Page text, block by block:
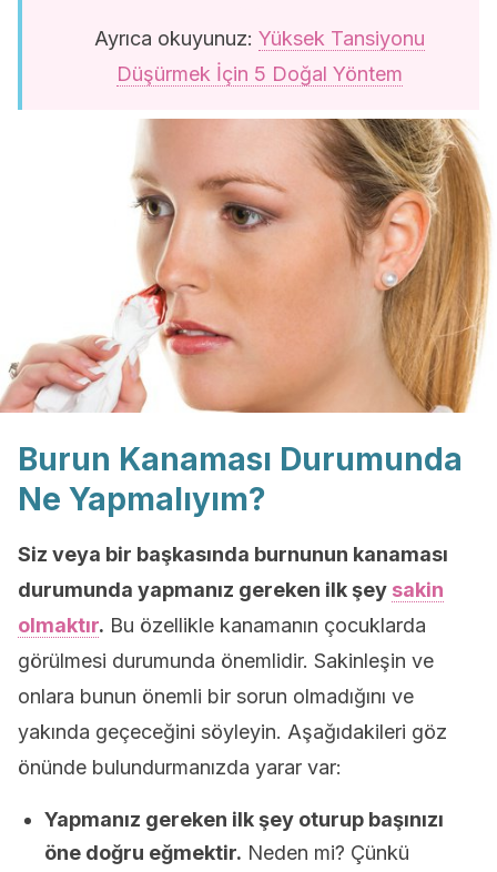
Ayrıca okuyunuz: Yüksek Tansiyonu
Düşürmek İçin 5 Doğal Yöntem
Burun Kanaması Durumunda
Ne Yapmalıyım?
Siz veya bir başkasında burnunun kanaması
durumunda yapmanız gereken ilk şey sakin
olmaktır. Bu özellikle kanamanın çocuklarda
görülmesi durumunda önemlidir. Sakinleşin ve
onlara bunun önemli bir sorun olmadığını ve
yakında geçeceğini söyleyin. Aşağıdakileri göz
önünde bulundurmanızda yarar var:
Yapmanız gereken ilk şey oturup başınızı
öne doğru eğmektir. Neden mi? Çünkü